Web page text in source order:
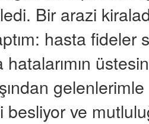
Bir arazi
hasta fideler
besliyor ve